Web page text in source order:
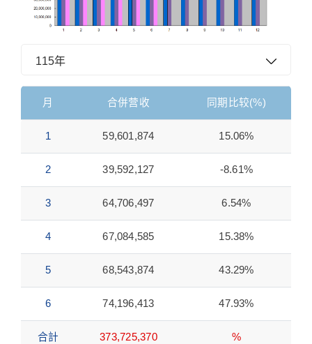
115年
月 合併营收 同期比较(%)
1 59,601,874 15.06%
2 39,592,127 -8.61%
3 64,706,497 6.54%
4 67,084,585 15.38%
5 68,543,874 43.29%
6 74,196,413 47.93%
合計 373,725,370 %